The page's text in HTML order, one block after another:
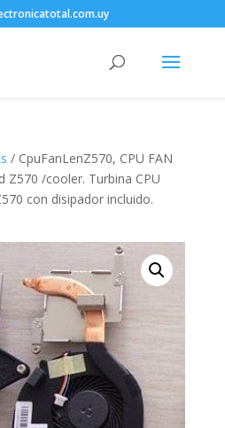
/ CpuFanLenZ570, CPU FAN
Z570 /cooler. Turbina CPU
con disipador incluido.